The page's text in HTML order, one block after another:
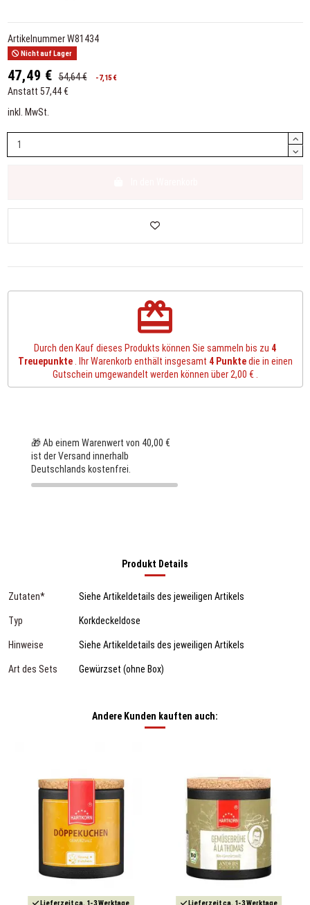
Artikelnummer W81434
Nicht auf Lager
47,49 € 54,64 € -7,15 €
Anstatt 57,44 €
inkl. MwSt.
redeem
Durch den Kauf dieses Produkts können Sie sammeln bis zu 4
Treuepunkte. Ihr Warenkorb enthält insgesamt 4Punktedie in einen
Gutschein umgewandelt werden können über 2,00 €.
🎁 Ab einem Warenwert von 40,00 €
ist der Versand innerhalb
Deutschlands kostenfrei.
Produkt Details
Zutaten* Siehe Artikeldetails des jeweiligen Artikels
Typ Korkdeckeldose
Hinweise Siehe Artikeldetails des jeweiligen Artikels
Art des Sets Gewürzset (ohne Box)
Andere Kunden kauften auch: